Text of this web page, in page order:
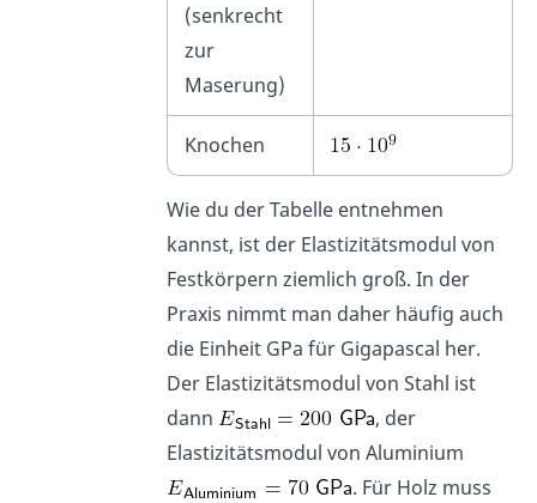
(senkrecht
zur
Maserung)
Knochen
Wie du der Tabelle entnehmen
kannst, ist der Elastizitätsmodul von
Festkörpern ziemlich groß. In der
Praxis nimmt man daher häufig auch
die Einheit GPa für Gigapascal her.
Der Elastizitätsmodul von Stahl ist
dann
, der
Elastizitätsmodul von Aluminium
. Für Holz muss